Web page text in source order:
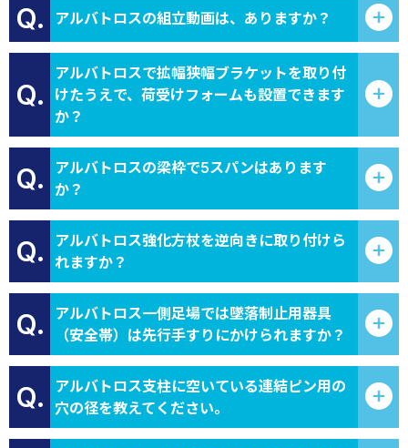
Q. アルバトロスの組立動画は、ありますか？
Q.
アルバトロスで拡幅狭幅ブラケットを取り付
けたうえで、荷受けフォームも設置できます
か？
Q.
アルバトロスの梁枠で5スパンはあります
か？
Q.
アルバトロス強化方杖を逆向きに取り付けら
れますか？
Q.
アルバトロス一側足場では墜落制止用器具
（安全帯）は先行手すりにかけられますか？
Q.
アルバトロス支柱に空いている連結ピン用の
穴の径を教えてください。
画像